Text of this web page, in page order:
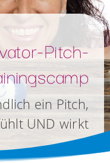
Pitch-
ein Pitch,
UND wirkt